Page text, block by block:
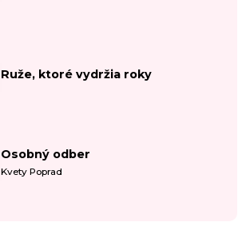
Ruže, ktoré vydržia roky
Osobný odber
Kvety Poprad